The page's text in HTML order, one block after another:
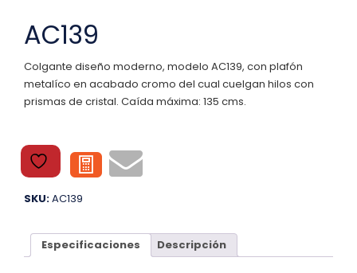
AC139
Colgante diseño moderno, modelo AC139, con plafón
metalíco en acabado cromo del cual cuelgan hilos con
prismas de cristal. Caída máxima: 135 cms.
SKU:AC139
Especificaciones Descripción